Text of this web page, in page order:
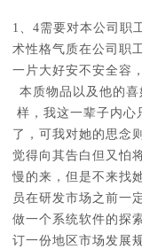
1、4需要对本公司职
术性格气质在公司职
一片大好安不安全容
本质物品以及他的
样，我这一辈子内心
了，可我对她的思念
觉得向其告白但又怕
慢的来，但是不来找
员在研发市场之前一
做一个系统软件的探
订一份地区市场发展